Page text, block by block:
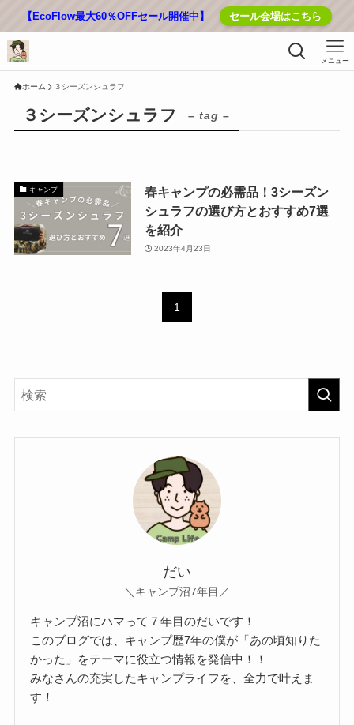
【EcoFlow最大60％OFFセール開催中】 セール会場はこちら
メニュー
ホーム ３シーズンシュラフ
３シーズンシュラフ – tag –
キャンプ
春キャンプの必需品！3シーズン
シュラフの選び方とおすすめ7選
を紹介
2023年4月23日
1
だい
＼キャンプ沼7年目／
キャンプ沼にハマって７年目のだいです！
このブログでは、キャンプ歴7年の僕が「あの頃知りた
かった」をテーマに役立つ情報を発信中！！
みなさんの充実したキャンプライフを、全力で叶えま
す！